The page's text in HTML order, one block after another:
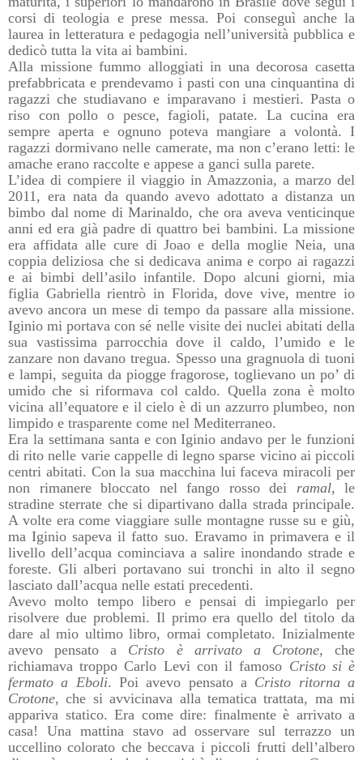
corsi di teologia e prese messa. Poi conseguì anche la
laurea in letteratura e pedagogia nell’università pubblica e
dedicò tutta la vita ai bambini.
Alla missione fummo alloggiati in una decorosa casetta
prefabbricata e prendevamo i pasti con una cinquantina di
ragazzi che studiavano e imparavano i mestieri. Pasta o
riso con pollo o pesce, fagioli, patate. La cucina era
sempre aperta e ognuno poteva mangiare a volontà. I
ragazzi dormivano nelle camerate, ma non c’erano letti: le
amache erano raccolte e appese a ganci sulla parete.
L’idea di compiere il viaggio in Amazzonia, a marzo del
2011, era nata da quando avevo adottato a distanza un
bimbo dal nome di Marinaldo, che ora aveva venticinque
anni ed era già padre di quattro bei bambini. La missione
era affidata alle cure di Joao e della moglie Neia, una
coppia deliziosa che si dedicava anima e corpo ai ragazzi
e ai bimbi dell’asilo infantile. Dopo alcuni giorni, mia
figlia Gabriella rientrò in Florida, dove vive, mentre io
avevo ancora un mese di tempo da passare alla missione.
Iginio mi portava con sé nelle visite dei nuclei abitati della
sua vastissima parrocchia dove il caldo, l’umido e le
zanzare non davano tregua. Spesso una gragnuola di tuoni
e lampi, seguita da piogge fragorose, toglievano un po’ di
umido che si riformava col caldo. Quella zona è molto
vicina all’equatore e il cielo è di un azzurro plumbeo, non
limpido e trasparente come nel Mediterraneo.
Era la settimana santa e con Iginio andavo per le funzioni
di rito nelle varie cappelle di legno sparse vicino ai piccoli
centri abitati. Con la sua macchina lui faceva miracoli per
non rimanere bloccato nel fango rosso dei ramal, le
stradine sterrate che si dipartivano dalla strada principale.
A volte era come viaggiare sulle montagne russe su e giù,
ma Iginio sapeva il fatto suo. Eravamo in primavera e il
livello dell’acqua cominciava a salire inondando strade e
foreste. Gli alberi portavano sui tronchi in alto il segno
lasciato dall’acqua nelle estati precedenti.
Avevo molto tempo libero e pensai di impiegarlo per
risolvere due problemi. Il primo era quello del titolo da
dare al mio ultimo libro, ormai completato. Inizialmente
avevo pensato a Cristo è arrivato a Crotone, che
richiamava troppo Carlo Levi con il famoso Cristo si è
fermato a Eboli. Poi avevo pensato a Cristo ritorna a
Crotone, che si avvicinava alla tematica trattata, ma mi
appariva statico. Era come dire: finalmente è arrivato a
casa! Una mattina stavo ad osservare sul terrazzo un
uccellino colorato che beccava i piccoli frutti dell’albero